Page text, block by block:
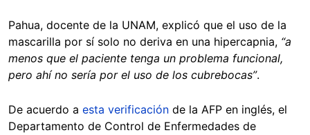
Pahua, docente de la UNAM, explicó que el uso de la
mascarilla por sí solo no deriva en una hipercapnia, “a
menos que el paciente tenga un problema funcional,
pero ahí no sería por el uso de los cubrebocas”.
De acuerdo a esta verificación de la AFP en inglés, el
Departamento de Control de Enfermedades de